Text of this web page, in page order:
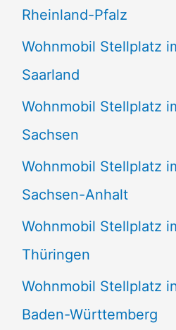
Rheinland-Pfalz
Wohnmobil Stellplatz
Saarland
Wohnmobil Stellplatz
Sachsen
Wohnmobil Stellplatz
Sachsen-Anhalt
Wohnmobil Stellplatz
Thüringen
Wohnmobil Stellplatz
Baden-Württemberg